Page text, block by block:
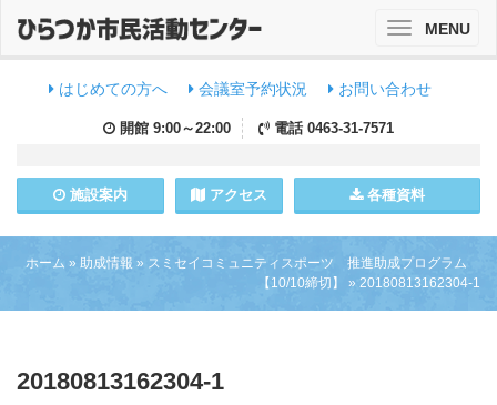
はじめての方へ 会議室予約状況 お問い合わせ
開館 9:00～22:00 電話 0463-31-7571
施設案内 アクセス 各種資料
ToggleMENU
ホーム » 助成情報 » スミセイコミュニティスポーツ 推進助成プログラム
【10/10締切】
» 20180813162304-1
20180813162304-1